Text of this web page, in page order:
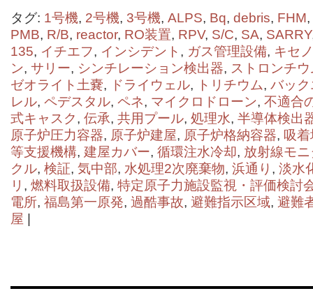
タグ: 1号機, 2号機, 3号機, ALPS, Bq, debris, FHM,
PMB, R/B, reactor, RO装置, RPV, S/C, SA, SARRY
135, イチエフ, インシデント , ガス管理設備, キセ
ン, サリー, シンチレーション検出器, ストロンチ
ゼオライト⼟嚢, ドライウェル, トリチウム, バッ
レル, ペデスタル, ペネ, マイクロドローン, 不適合
式キャスク, 伝承, 共用プール, 処理水, 半導体検出
原子炉圧力容器, 原子炉建屋, 原子炉格納容器, 吸
等支援機構, 建屋カバー, 循環注水冷却, 放射線モニ
クル, 検証, 気中部, 水処理2次廃棄物, 浜通り , 淡水
リ , 燃料取扱設備, 特定原子力施設監視・評価検討
電所, 福島第一原発, 過酷事故, 避難指示区域, 避難
屋